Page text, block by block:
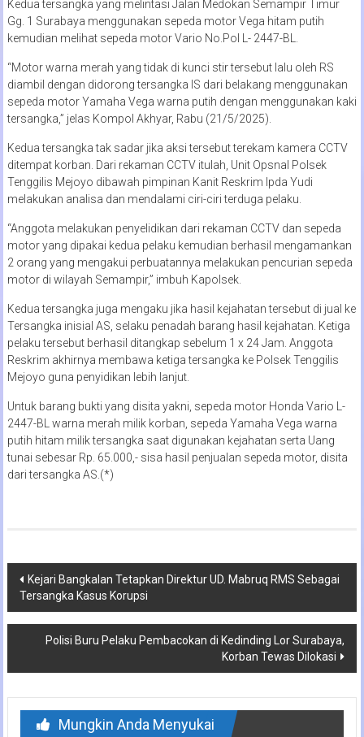
Kedua tersangka yang melintasi Jalan Medokan Semampir Timur
Gg. 1 Surabaya menggunakan sepeda motor Vega hitam putih
kemudian melihat sepeda motor Vario No.Pol L- 2447-BL.
“Motor warna merah yang tidak di kunci stir tersebut lalu oleh RS
diambil dengan didorong tersangka IS dari belakang menggunakan
sepeda motor Yamaha Vega warna putih dengan menggunakan kaki
tersangka,” jelas Kompol Akhyar, Rabu (21/5/2025).
Kedua tersangka tak sadar jika aksi tersebut terekam kamera CCTV
ditempat korban. Dari rekaman CCTV itulah, Unit Opsnal Polsek
Tenggilis Mejoyo dibawah pimpinan Kanit Reskrim Ipda Yudi
melakukan analisa dan mendalami ciri-ciri terduga pelaku.
“Anggota melakukan penyelidikan dari rekaman CCTV dan sepeda
motor yang dipakai kedua pelaku kemudian berhasil mengamankan
2 orang yang mengakui perbuatannya melakukan pencurian sepeda
motor di wilayah Semampir,” imbuh Kapolsek.
Kedua tersangka juga mengaku jika hasil kejahatan tersebut di jual ke
Tersangka inisial AS, selaku penadah barang hasil kejahatan. Ketiga
pelaku tersebut berhasil ditangkap sebelum 1 x 24 Jam. Anggota
Reskrim akhirnya membawa ketiga tersangka ke Polsek Tenggilis
Mejoyo guna penyidikan lebih lanjut.
Untuk barang bukti yang disita yakni, sepeda motor Honda Vario L-
2447-BL warna merah milik korban, sepeda Yamaha Vega warna
putih hitam milik tersangka saat digunakan kejahatan serta Uang
tunai sebesar Rp. 65.000,- sisa hasil penjualan sepeda motor, disita
dari tersangka AS.(*)
Navigasi
pos
Kejari Bangkalan Tetapkan Direktur UD. Mabruq RMS Sebagai
Tersangka Kasus Korupsi
Polisi Buru Pelaku Pembacokan di Kedinding Lor Surabaya,
Korban Tewas Dilokasi
Mungkin Anda Menyukai